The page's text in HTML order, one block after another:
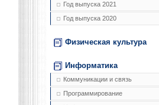
Год выпуска 2021
Год выпуска 2020
Физическая культура
Информатика
Коммуникации и связь
Программирование